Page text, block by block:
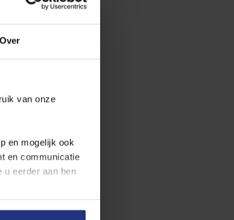
Over
van onze
en mogelijk ook
en communicatie
u eerder aan hen
dan is het niet-zuur.
pH.
Benieuwd naar de
rapportage